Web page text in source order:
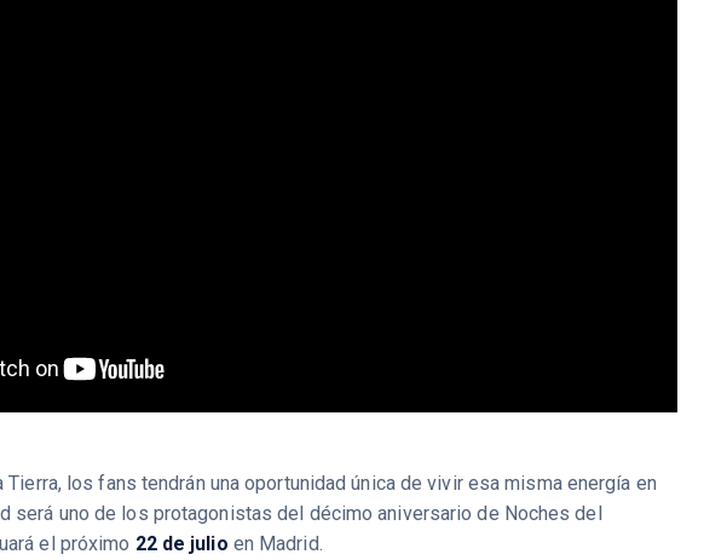
Tierra, los fans tendrán una oportunidad única de vivir esa misma energía en
será uno de los protagonistas del décimo aniversario de Noches del
el próximo 22 de julio en Madrid.